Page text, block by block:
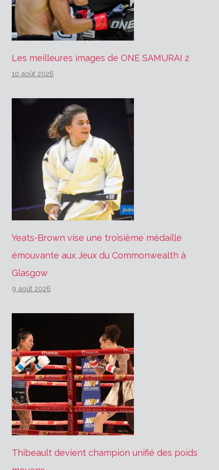
Les meilleures images de ONE SAMURAI 2
10 août 2026
Yeats-Brown vise une troisième médaille
émouvante aux Jeux du Commonwealth à
Glasgow
9 août 2026
Thibeault devient champion unifié des poids